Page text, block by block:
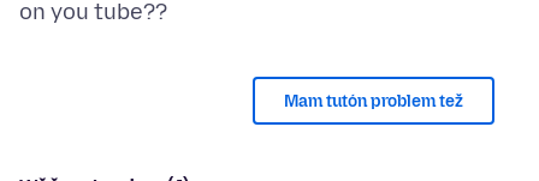
Mam tutón problem tež